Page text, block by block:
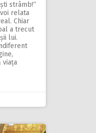
strâmb!“
relata
Chiar
a trecut
lui.
viața